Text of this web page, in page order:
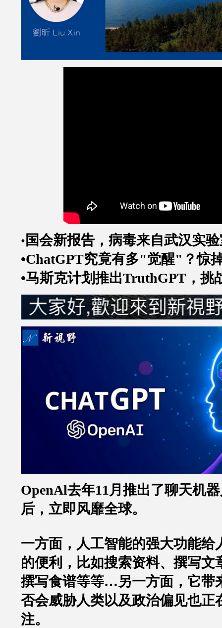
• 国会新报告，病毒来自武汉实
•ChatGPT究竟有多"觉醒" ？惊
•马斯克计划推出TruthGPT ，挑
OpenAl去年11月推出了聊天机
后，立即风靡全球。
一方面，人工智能的强大功能给
的便利，比如搜索资料、撰写文
撰写食谱等等…另一方面，它带
否会威胁人类以及政治偏见也正
注。